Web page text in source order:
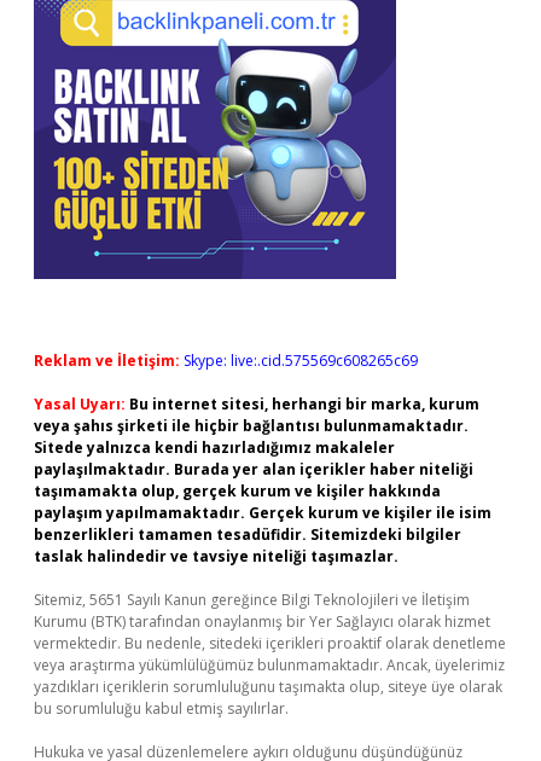
Reklam ve İletişim: Skype: live:.cid.575569c608265c69
Yasal Uyarı: Bu internet sitesi, herhangi bir marka, kurum
veya şahıs şirketi ile hiçbir bağlantısı bulunmamaktadır.
Sitede yalnızca kendi hazırladığımız makaleler
paylaşılmaktadır. Burada yer alan içerikler haber niteliği
taşımamakta olup, gerçek kurum ve kişiler hakkında
paylaşım yapılmamaktadır. Gerçek kurum ve kişiler ile isim
benzerlikleri tamamen tesadüfidir. Sitemizdeki bilgiler
taslak halindedir ve tavsiye niteliği taşımazlar.
Sitemiz, 5651 Sayılı Kanun gereğince Bilgi Teknolojileri ve İletişim
Kurumu (BTK) tarafından onaylanmış bir Yer Sağlayıcı olarak hizmet
vermektedir. Bu nedenle, sitedeki içerikleri proaktif olarak denetleme
veya araştırma yükümlülüğümüz bulunmamaktadır. Ancak, üyelerimiz
yazdıkları içeriklerin sorumluluğunu taşımakta olup, siteye üye olarak
bu sorumluluğu kabul etmiş sayılırlar.
Hukuka ve yasal düzenlemelere aykırı olduğunu düşündüğünüz